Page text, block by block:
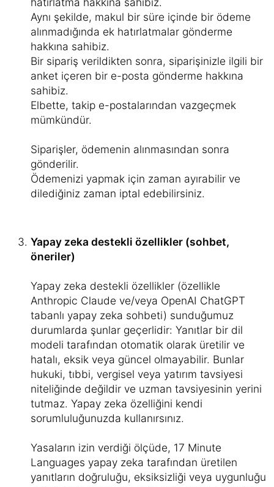
Aynı şekilde, makul bir süre içinde bir ödeme
alınmadığında ek hatırlatmalar gönderme
hakkına sahibiz.
Bir sipariş verildikten sonra, siparişinizle ilgili bir
anket içeren bir e-posta gönderme hakkına
sahibiz.
Elbette, takip e-postalarından vazgeçmek
mümkündür.
Siparişler, ödemenin alınmasından sonra
gönderilir.
Ödemenizi yapmak için zaman ayırabilir ve
dilediğiniz zaman iptal edebilirsiniz.
Yapay zeka destekli özellikler (sohbet,
öneriler)
Yapay zeka destekli özellikler (özellikle
Anthropic Claude ve/veya OpenAI ChatGPT
tabanlı yapay zeka sohbeti) sunduğumuz
durumlarda şunlar geçerlidir: Yanıtlar bir dil
modeli tarafından otomatik olarak üretilir ve
hatalı, eksik veya güncel olmayabilir. Bunlar
hukuki, tıbbi, vergisel veya yatırım tavsiyesi
niteliğinde değildir ve uzman tavsiyesinin yerini
tutmaz. Yapay zeka özelliğini kendi
sorumluluğunuzda kullanırsınız.
Yasaların izin verdiği ölçüde, 17 Minute
Languages yapay zeka tarafından üretilen
yanıtların doğruluğu, eksiksizliği veya uygunluğu